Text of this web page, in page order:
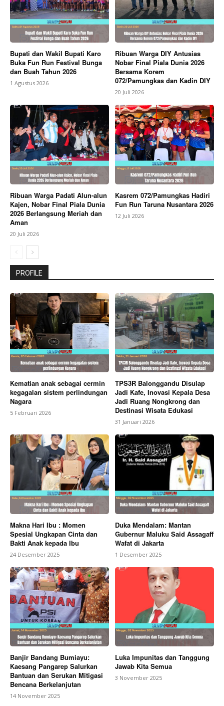
Bupati dan Wakil Bupati Karo
Buka Fun Run Festival Bunga
dan Buah Tahun 2026
1 Agustus 2026
Ribuan Warga DIY Antusias
Nobar Final Piala Dunia 2026
Bersama Korem
072/Pamungkas dan Kadin DIY
20 Juli 2026
Ribuan Warga Padati Alun-alun
Kajen, Nobar Final Piala Dunia
2026 Berlangsung Meriah dan
Aman
20 Juli 2026
Kasrem 072/Pamungkas Hadiri
Fun Run Taruna Nusantara 2026
12 Juli 2026
PROFILE
Kematian anak sebagai cermin
kegagalan sistem perlindungan
Nagara
5 Februari 2026
TPS3R Balonggandu Disulap
Jadi Kafe, Inovasi Kepala Desa
Jadi Ruang Nongkrong dan
Destinasi Wisata Edukasi
31 Januari 2026
Makna Hari Ibu : Momen
Spesial Ungkapan Cinta dan
Bakti Anak kepada Ibu
24 Desember 2025
Duka Mendalam: Mantan
Gubernur Maluku Said Assagaff
Wafat di Jakarta
1 Desember 2025
Banjir Bandang Bumiayu:
Kaesang Pangarep Salurkan
Bantuan dan Serukan Mitigasi
Bencana Berkelanjutan
14 November 2025
Luka Impunitas dan Tanggung
Jawab Kita Semua
3 November 2025